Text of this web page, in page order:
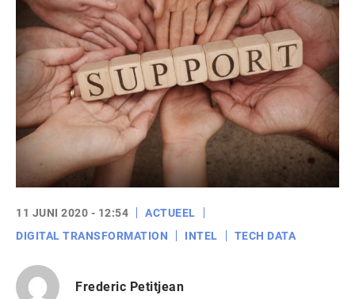
11 JUNI 2020 - 12:54
ACTUEEL
DIGITAL TRANSFORMATION
INTEL TECH DATA
Frederic Petitjean